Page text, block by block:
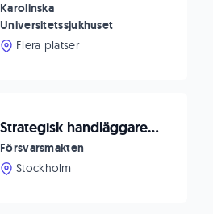
Karolinska
Universitetssjukhuset
Flera platser
Strategisk handläggare för Bilaterala frågor
Försvarsmakten
Stockholm